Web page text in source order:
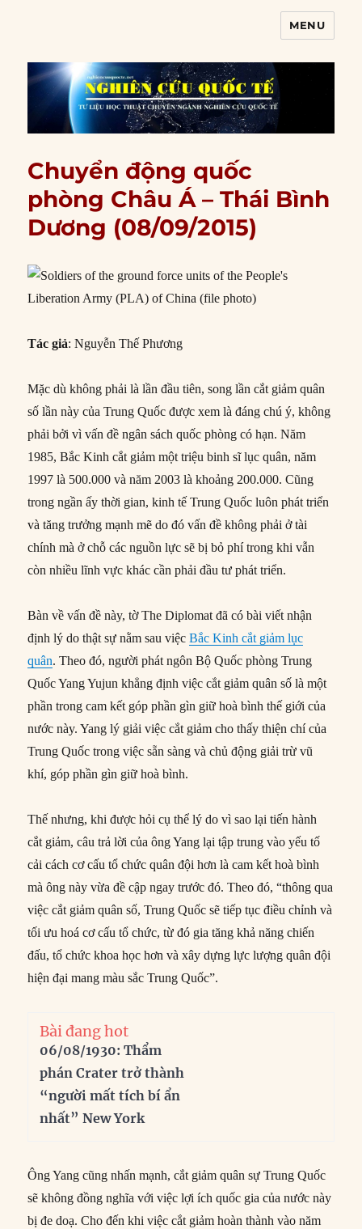
MENU
Chuyển động quốc
phòng Châu Á – Thái Bình
Dương (08/09/2015)
Tác giả: Nguyễn Thế Phương
Mặc dù không phải là lần đầu tiên, song lần cắt giảm quân
số lần này của Trung Quốc được xem là đáng chú ý, không
phải bởi vì vấn đề ngân sách quốc phòng có hạn. Năm
1985, Bắc Kinh cắt giảm một triệu binh sĩ lục quân, năm
1997 là 500.000 và năm 2003 là khoảng 200.000. Cũng
trong ngần ấy thời gian, kinh tế Trung Quốc luôn phát triển
và tăng trưởng mạnh mẽ do đó vấn đề không phải ở tài
chính mà ở chỗ các nguồn lực sẽ bị bỏ phí trong khi vẫn
còn nhiều lĩnh vực khác cần phải đầu tư phát triển.
Bàn về vấn đề này, tờ The Diplomat đã có bài viết nhận
định lý do thật sự nằm sau việcBắc Kinh cắt giảm lục
quân. Theo đó, người phát ngôn Bộ Quốc phòng Trung
Quốc Yang Yujun khẳng định việc cắt giảm quân số là một
phần trong cam kết góp phần gìn giữ hoà bình thế giới của
nước này. Yang lý giải việc cắt giảm cho thấy thiện chí của
Trung Quốc trong việc sẵn sàng và chủ động giải trừ vũ
khí, góp phần gìn giữ hoà bình.
Thế nhưng, khi được hỏi cụ thể lý do vì sao lại tiến hành
cắt giảm, câu trả lời của ông Yang lại tập trung vào yếu tố
cải cách cơ cấu tổ chức quân đội hơn là cam kết hoà bình
mà ông này vừa đề cập ngay trước đó. Theo đó, “thông qua
việc cắt giảm quân số, Trung Quốc sẽ tiếp tục điều chỉnh và
tối ưu hoá cơ cấu tổ chức, từ đó gia tăng khả năng chiến
đấu, tổ chức khoa học hơn và xây dựng lực lượng quân đội
hiện đại mang màu sắc Trung Quốc”.
Bài đang hot
06/08/1930: Thẩm
phán Crater trở thành
“người mất tích bí ẩn
nhất” New York
Ông Yang cũng nhấn mạnh, cắt giảm quân sự Trung Quốc
sẽ không đồng nghĩa với việc lợi ích quốc gia của nước này
bị đe doạ. Cho đến khi việc cắt giảm hoàn thành vào năm